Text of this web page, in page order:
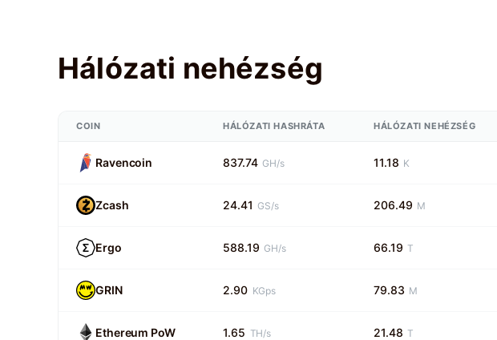
Hálózati nehézség
COIN HÁLÓZATI HASHRÁTA HÁLÓZATI NEHÉZSÉG
Ravencoin 837.74 GH/s 11.18 K
Zcash 24.41 GS/s 206.49 M
Ergo 588.19 GH/s 66.19 T
GRIN 2.90 KGps 79.83 M
Ethereum PoW 1.65 TH/s 21.48 T